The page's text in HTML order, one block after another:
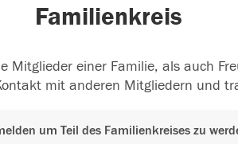
Familienkreis
Mitglieder einer Familie, als auch
mit anderen Mitgliedern und
um Teil des Familienkreises zu